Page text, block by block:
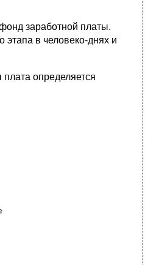
заработной платы.
этапа в человеко-днях и
определяется